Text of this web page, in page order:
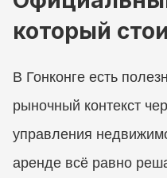
который
В Гонконге есть
рыночный контекст
управления
аренде всё равно